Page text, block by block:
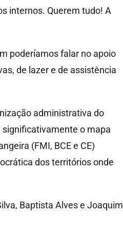
internos. Querem tudo! A
poderíamos falar no apoio
de lazer e de assistência
administrativa do
significativamente o mapa
(FMI, BCE e CE)
dos territórios onde
Baptista Alves e Joaquim